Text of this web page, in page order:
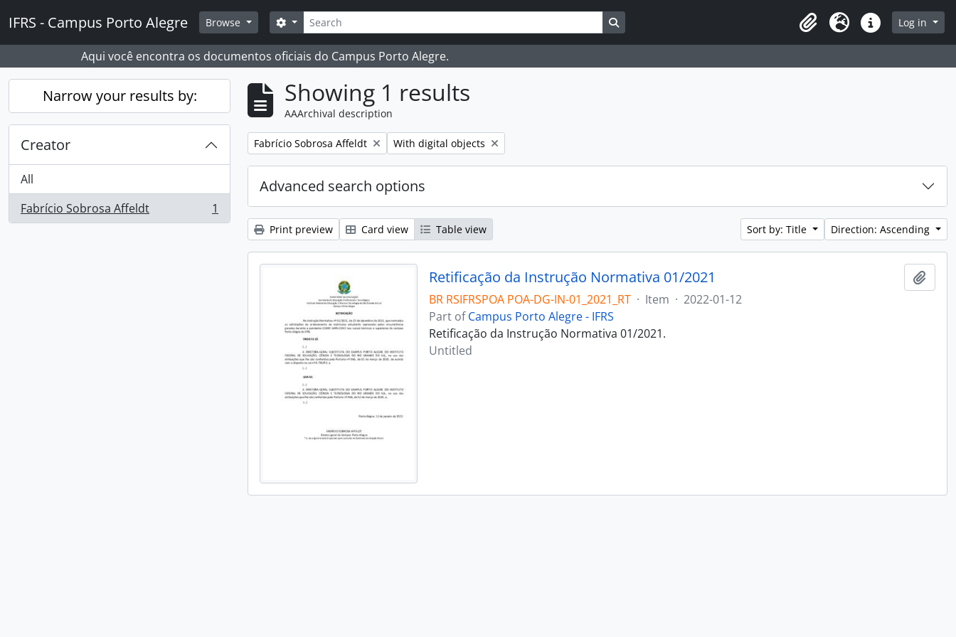
IFRS - Campus Porto Alegre Browse Search
Search options Search in browse page
ClipboardLanguageQuick linksLog in
Aqui você encontra os documentos oficiais do Campus Porto Alegre.
Narrow your results by:
Creator
All
Fabrício Sobrosa Affeldt
, 1 results 1
Showing 1 results
AAArchival description
Remove filter:
Fabrício Sobrosa Affeldt Remove filter:
With digital objects
Advanced search options
Print preview Card view Table view Sort by: Title Direction: Ascending
Retificação da Instrução Normativa 01/2021
BR RSIFRSPOA POA-DG-IN-01_2021_RT · Item · 2022-01-12
Part ofCampus Porto Alegre - IFRS
Retificação da Instrução Normativa 01/2021.
Untitled